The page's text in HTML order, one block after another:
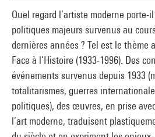
Quel regard l’artiste moderne porte-
politiques majeurs survenus au
dernières années ? Tel est le thème
Face à l’Histoire (1933-1996). Des
événements survenus depuis 1933
totalitarismes, guerres
politiques), des œuvres, en prise
l’art moderne, traduisent